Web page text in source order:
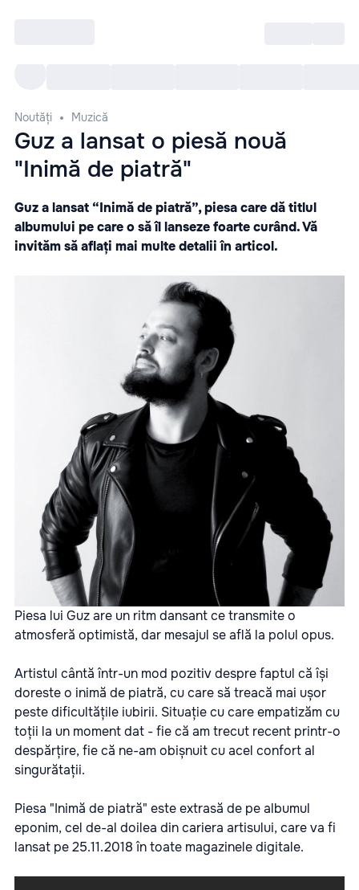
Noutăți Muzică
Guz a lansat o piesă nouă
"Inimă de piatră"
Guz a lansat “Inimă de piatră”, piesa care dă titlul
albumului pe care o să îl lanseze foarte curând. Vă
invităm să aflați mai multe detalii în articol.
Piesa lui Guz are un ritm dansant ce transmite o
atmosferă optimistă, dar mesajul se află la polul opus.
Artistul cântă într-un mod pozitiv despre faptul că își
doreste o inimă de piatră, cu care să treacă mai ușor
peste dificultățile iubirii. Situație cu care empatizăm cu
toții la un moment dat - fie că am trecut recent printr-o
despărțire, fie că ne-am obișnuit cu acel confort al
singurătații.
Piesa "Inimă de piatră" este extrasă de pe albumul
eponim, cel de-al doilea din cariera artisului, care va fi
lansat pe 25.11.2018 în toate magazinele digitale.